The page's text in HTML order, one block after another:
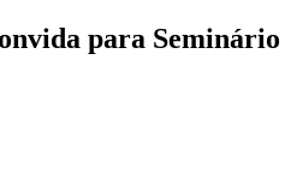
para Seminário